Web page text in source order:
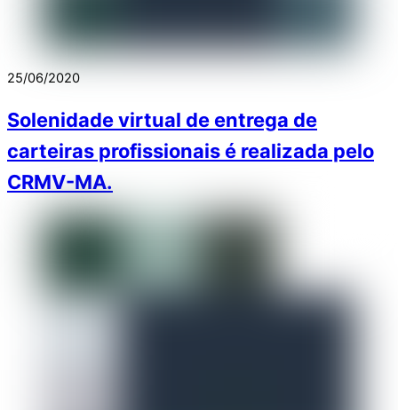
25/06/2020
Solenidade virtual de entrega de
carteiras profissionais é realizada pelo
CRMV-MA.